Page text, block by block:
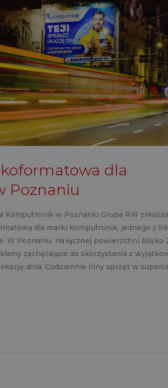
dla
Poznaniu
Komputronik w Poznaniu Grupa RW
dla marki Komputronik, jednego z
W Poznaniu, na łącznej powierzchni blisko
zachęcające do skorzystania z
okazję dnia. Codziennie inny sprzęt w